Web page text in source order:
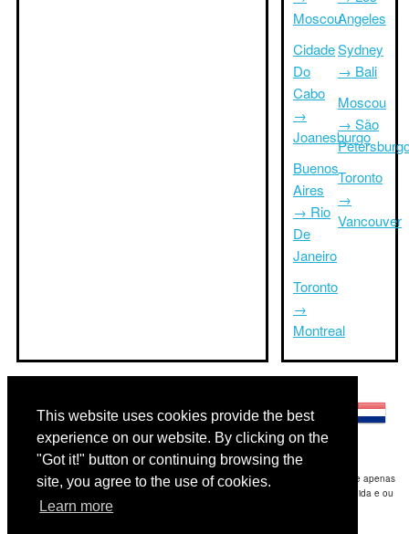
This website uses cookies provide the best
experience on our website. By clicking on the
"Got it!" button or continuing browsing the
site, you agree to the use of cookies.
Learn more
Moscou
Cidade
Do
Cabo
→
Joanesburgo
Buenos
Aires
→ Rio
De
Janeiro
Toronto
→
Montreal
Angeles
Sydney
→ Bali
Moscou
→ São
Toronto
→
Vancouver
Disclaimer: As informações apresentadas neste site é a nossa melhor estimativa e apenas
para sua referência.Triptimeto.com não se responsabiliza por qualquer atraso de ida e ou
consequentes danos / resultou das informações fornecidas.